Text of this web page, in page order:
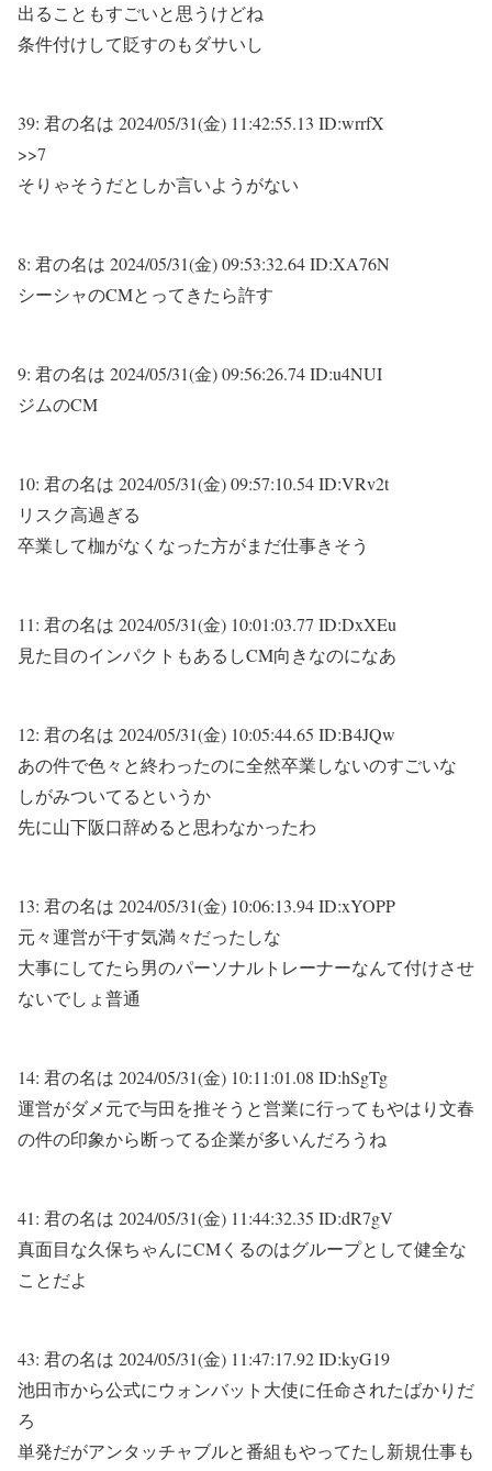
出ることもすごいと思うけどね
条件付けして貶すのもダサいし
39: 君の名は 2024/05/31(金) 11:42:55.13 ID:wrrfX
>>7
そりゃそうだとしか言いようがない
8: 君の名は 2024/05/31(金) 09:53:32.64 ID:XA76N
シーシャのCMとってきたら許す
9: 君の名は 2024/05/31(金) 09:56:26.74 ID:u4NUI
ジムのCM
10: 君の名は 2024/05/31(金) 09:57:10.54 ID:VRv2t
リスク高過ぎる
卒業して枷がなくなった方がまだ仕事きそう
11: 君の名は 2024/05/31(金) 10:01:03.77 ID:DxXEu
見た目のインパクトもあるしCM向きなのになあ
12: 君の名は 2024/05/31(金) 10:05:44.65 ID:B4JQw
あの件で色々と終わったのに全然卒業しないのすごいな
しがみついてるというか
先に山下阪口辞めると思わなかったわ
13: 君の名は 2024/05/31(金) 10:06:13.94 ID:xYOPP
元々運営が干す気満々だったしな
大事にしてたら男のパーソナルトレーナーなんて付けさせ
ないでしょ普通
14: 君の名は 2024/05/31(金) 10:11:01.08 ID:hSgTg
運営がダメ元で与田を推そうと営業に行ってもやはり文春
の件の印象から断ってる企業が多いんだろうね
41: 君の名は 2024/05/31(金) 11:44:32.35 ID:dR7gV
真面目な久保ちゃんにCMくるのはグループとして健全な
ことだよ
43: 君の名は 2024/05/31(金) 11:47:17.92 ID:kyG19
池田市から公式にウォンバット大使に任命されたばかりだ
ろ
単発だがアンタッチャブルと番組もやってたし新規仕事も